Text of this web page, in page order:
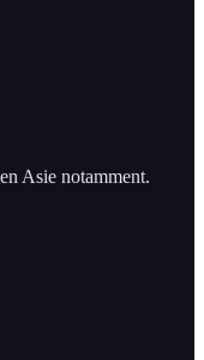
Asie notamment.